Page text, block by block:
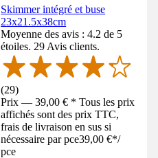
Skimmer intégré et buse
23x21.5x38cm
Moyenne des avis : 4.2 de 5
étoiles. 29 Avis clients.
(29)
Prix — 39,00 € * Tous les prix
affichés sont des prix TTC,
frais de livraison en sus si
nécessaire par pce39,00 €*/
pce